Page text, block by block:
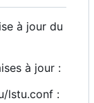
à jour du
à jour :
lstu.conf :